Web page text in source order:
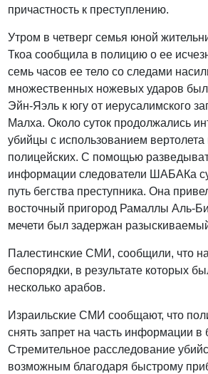
причастность к преступлению.
Утром в четверг семья юной
Ткоа сообщила в полицию о ее
семь часов ее тело со следами
множественных ножевых ударов
Эйн-Яэль к югу от иерусалимского
Малха. Около суток продолжались
убийцы с использованием вертолета
полицейских. С помощью
информации следователи ШАБАКа
путь бегства преступника. Она
восточный пригород Рамаллы Аль-
мечети был задержан
Палестинские СМИ, сообщили, что
беспорядки, в результате которых
несколько арабов.
Израильские СМИ сообщают, что
снять запрет на часть информации
Стремительное расследование
возможным благодаря быстрому